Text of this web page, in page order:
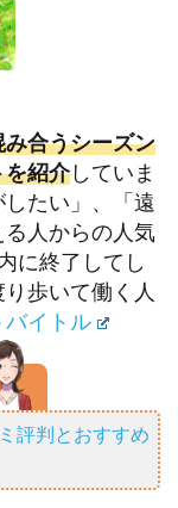
合うシーズン
を紹介していま
たい」、「遠
人からの人気
に終了してし
歩いて働く人
イトル
評判とおすすめ